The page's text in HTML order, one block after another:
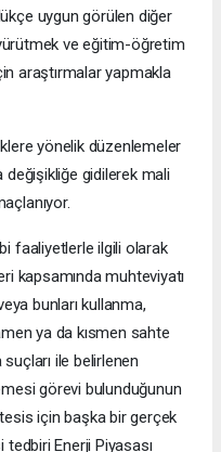
uygun görülen diğer
ve eğitim-öğretim
araştırmalar yapmakla
yönelik düzenlemeler
değişikliğe gidilerek mali
faaliyetlerle ilgili olarak
kapsamında muhteviyatı
bunları kullanma,
ya da kısmen sahte
ile belirlenen
görevi bulunduğunun
için başka bir gerçek
Enerji Piyasası